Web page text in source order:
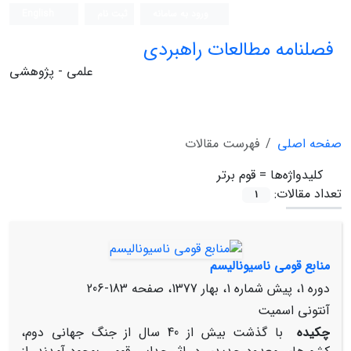
فصلنامه مطالعات راهبردی
علمی - پژوهشی
صفحه اصلی
فهرست مقالات
کلیدواژه‌ها = قوم برتر
تعداد مقالات:
1
منابع قومی ناسیونالیسم
دوره 1، پیش شماره 1، بهار 1377، صفحه
183-206
آنتونی اسمیت
چکیده
با گذشت بیش از 40 سال از جنگ جهانی دوم،